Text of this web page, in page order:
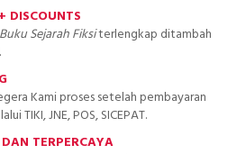
DISCOUNTS
Buku Sejarah Fiksiterlengkap ditambah
Kami proses setelah pembayaran
TIKI, JNE, POS, SICEPAT.
TERPERCAYA